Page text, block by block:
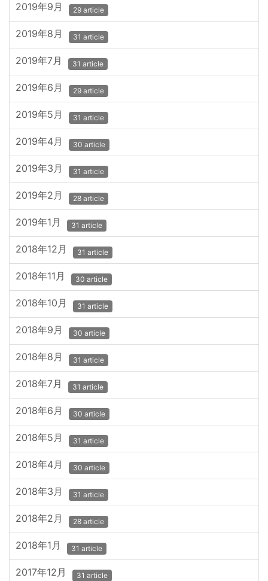
2019年9月 29 article
2019年8月 31 article
2019年7月 31 article
2019年6月 29 article
2019年5月 31 article
2019年4月 30 article
2019年3月 31 article
2019年2月 28 article
2019年1月 31 article
2018年12月 31 article
2018年11月 30 article
2018年10月 31 article
2018年9月 30 article
2018年8月 31 article
2018年7月 31 article
2018年6月 30 article
2018年5月 31 article
2018年4月 30 article
2018年3月 31 article
2018年2月 28 article
2018年1月 31 article
2017年12月 31 article